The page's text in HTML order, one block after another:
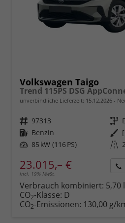
Volkswagen Taigo
unverbindliche Lieferzeit: 15.12.2026
Fahrzeugnr. 97313 Getriebe
Kraftstoff Benzin Außenfarbe
Leistung 85 kW (116 PS) Kilometerstand
23.015,– €
incl. 19% MwSt.
Verbrauch kombiniert: 5,70
CO2-Klasse: D
CO2-Emissionen: 130,00 g/